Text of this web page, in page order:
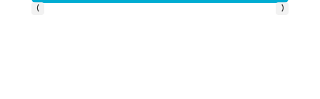
‹
›